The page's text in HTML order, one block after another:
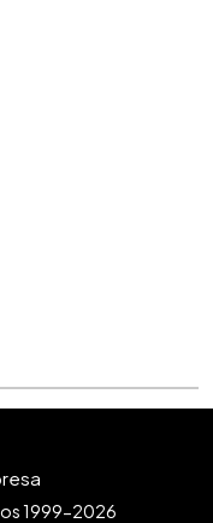
1999-2026